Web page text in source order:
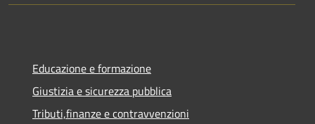
Educazione e formazione
Giustizia e sicurezza pubblica
Tributi,finanze e contravvenzioni